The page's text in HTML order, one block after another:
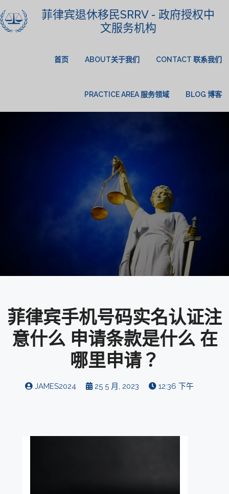
菲律宾退休移民SRRV - 政府授权中
文服务机构
首页 ABOUT关于我们 CONTACT 联系我们
PRACTICE AREA 服务领域 BLOG 博客
菲律宾手机号码实名认证注
意什么 申请条款是什么 在
哪里申请？
JAMES2024 25 5 月, 2023 12:36 下午